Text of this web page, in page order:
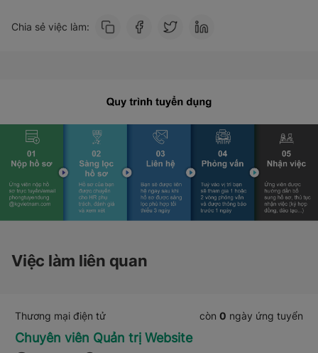
Chia sẻ việc làm:
Việc làm liên quan
Thương mại điện tử còn 0 ngày ứng tuyển
Chuyên viên Quản trị Website